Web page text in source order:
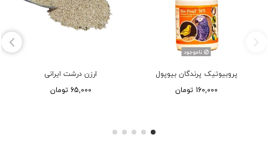
ناموجود
پروبیوتیک پرندگان بیوپول
160,000 تومان
ارزن درشت ایرانی
65,000 تومان